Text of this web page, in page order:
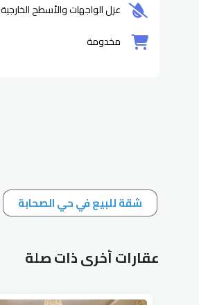
عزل الواجهات والأسطح الخارجية
مخدومة
شقة للبيع في حي الصحابة
عقارات أخرى ذات صلة